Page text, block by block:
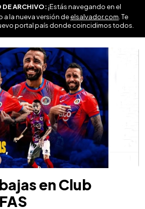
ARCHIVO:¡Estás navegando en el
a la nueva versión deelsalvador.com . Te
portal país donde coincidimos todos.
en Club